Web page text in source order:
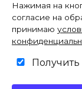
Нажимая на
согласие на
принимаю
Получить